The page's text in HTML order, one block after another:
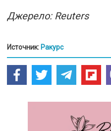
Джерело: Reuters
Источник: Ракурс